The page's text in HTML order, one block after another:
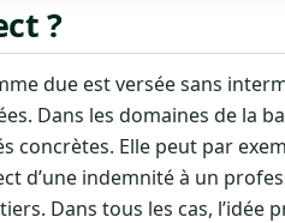
?
due est versée sans
Dans les domaines de la
concrètes. Elle peut par
d’une indemnité à un
Dans tous les cas, l’idée